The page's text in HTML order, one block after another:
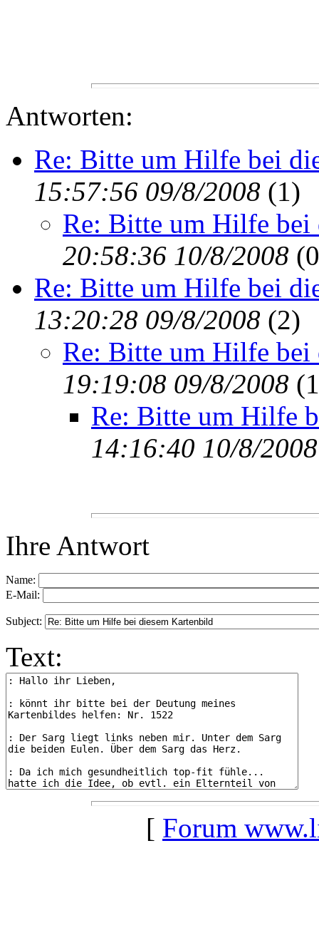
Antworten:
Re: Bitte um Hilfe bei
15:57:56 09/8/2008 (1)
Re: Bitte um Hilfe bei
20:58:36 10/8/2008 (
Re: Bitte um Hilfe bei
13:20:28 09/8/2008 (2)
Re: Bitte um Hilfe bei
19:19:08 09/8/2008 (
Re: Bitte um Hilfe
14:16:40 10/8/2008
Ihre Antwort
Name:
E-Mail:
Subject:
Text:
[ Forum